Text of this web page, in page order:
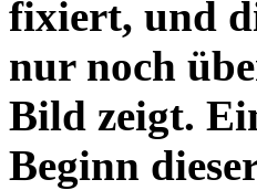
fixiert, und
nur noch
Bild zeigt.
Beginn